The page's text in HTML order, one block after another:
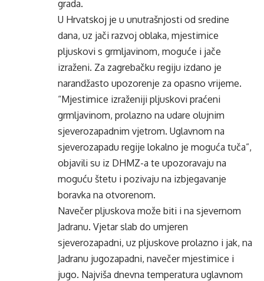
grada.
U Hrvatskoj je u unutrašnjosti od sredine
dana, uz jači razvoj oblaka, mjestimice
pljuskovi s grmljavinom, moguće i jače
izraženi. Za zagrebačku regiju izdano je
narandžasto upozorenje za opasno vrijeme.
“Mjestimice izraženiji pljuskovi praćeni
grmljavinom, prolazno na udare olujnim
sjeverozapadnim vjetrom. Uglavnom na
sjeverozapadu regije lokalno je moguća tuča”,
objavili su iz DHMZ-a te upozoravaju na
moguću štetu i pozivaju na izbjegavanje
boravka na otvorenom.
Navečer pljuskova može biti i na sjevernom
Jadranu. Vjetar slab do umjeren
sjeverozapadni, uz pljuskove prolazno i jak, na
Jadranu jugozapadni, navečer mjestimice i
jugo. Najviša dnevna temperatura uglavnom